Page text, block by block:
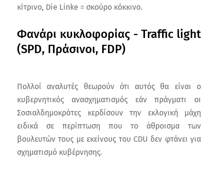
κίτρινο, Die Linke = σκούρο κόκκινο.
Φανάρι κυκλοφορίας - Traffic light
(SPD, Πράσινοι, FDP)
Πολλοί αναλυτές θεωρούν ότι αυτός θα είναι ο
κυβερνητικός ανασχηματισμός εάν πράγματι οι
Σοσιαλδημοκράτες κερδίσουν την εκλογική μάχη
ειδικά σε περίπτωση που το άθροισμα των
βουλευτών τους με εκείνους του CDU δεν φτάνει για
σχηματισμό κυβέρνησης.